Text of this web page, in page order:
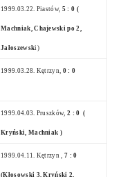
1999.03.22. Piastów, 5 : 0 (
Machniak, Chajewski po 2,
Jałoszewski)
1999.03.28. Kętrzyn, 0 : 0
1999.04.03. Pruszków,2 : 0 (
Kryński, Machniak )
1999.04.11. Kętrzyn ,7 : 0
(Kłosowski 3, Kryński 2,